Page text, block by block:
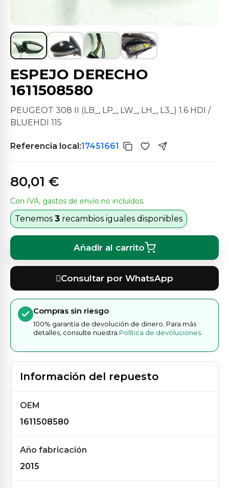
ESPEJO DERECHO
1611508580
PEUGEOT 308 II (LB_, LP_, LW_, LH_, L3_) 1.6 HDI /
BLUEHDI 115
Referencia local:17451661
80,01 €
Con IVA, gastos de envío no incluídos.
Tenemos 3 recambios iguales disponibles
Añadir al carrito
Consultar por WhatsApp
Compras sin riesgo
100% garantía de devolución de dinero. Para más
detalles, consulte nuestra Política de devoluciones
Información del repuesto
OEM
1611508580
Año fabricación
2015